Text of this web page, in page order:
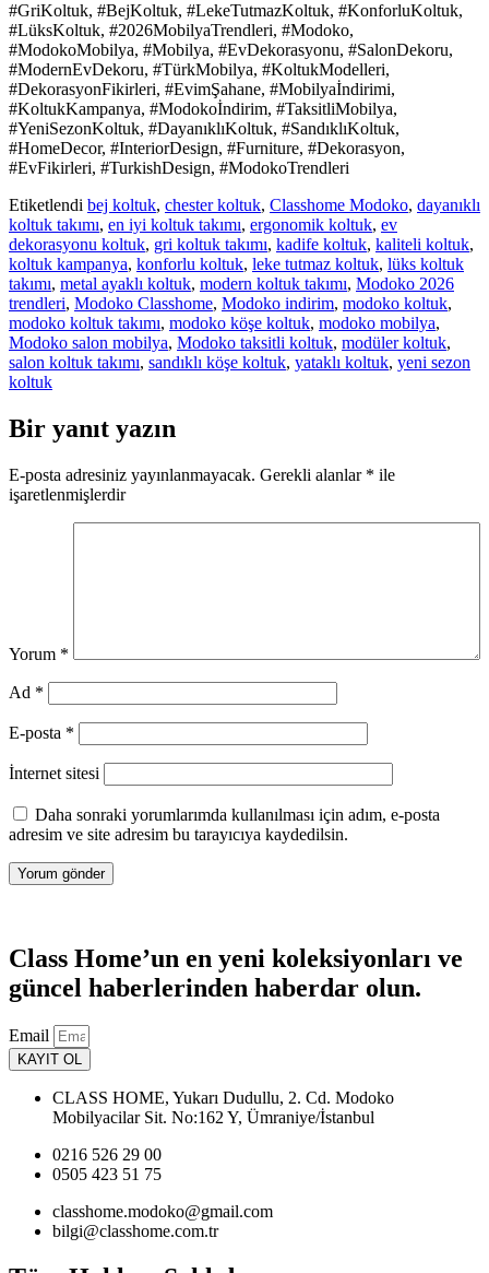
#GriKoltuk, #BejKoltuk, #LekeTutmazKoltuk, #KonforluKoltuk,
#LüksKoltuk, #2026MobilyaTrendleri, #Modoko,
#ModokoMobilya, #Mobilya, #EvDekorasyonu, #SalonDekoru,
#ModernEvDekoru, #TürkMobilya, #KoltukModelleri,
#DekorasyonFikirleri, #EvimŞahane, #Mobilyaİndirimi,
#KoltukKampanya, #Modokoİndirim, #TaksitliMobilya,
#YeniSezonKoltuk, #DayanıklıKoltuk, #SandıklıKoltuk,
#HomeDecor, #InteriorDesign, #Furniture, #Dekorasyon,
#EvFikirleri, #TurkishDesign, #ModokoTrendleri
Etiketlendi bej koltuk, chester koltuk, Classhome Modoko, dayanıklı
koltuk takımı, en iyi koltuk takımı, ergonomik koltuk, ev
dekorasyonu koltuk, gri koltuk takımı, kadife koltuk, kaliteli koltuk,
koltuk kampanya, konforlu koltuk, leke tutmaz koltuk, lüks koltuk
takımı, metal ayaklı koltuk, modern koltuk takımı, Modoko 2026
trendleri, Modoko Classhome, Modoko indirim, modoko koltuk,
modoko koltuk takımı, modoko köşe koltuk, modoko mobilya,
Modoko salon mobilya, Modoko taksitli koltuk, modüler koltuk,
salon koltuk takımı, sandıklı köşe koltuk, yataklı koltuk, yeni sezon
koltuk
Bir yanıt yazın
E-posta adresiniz yayınlanmayacak. Gerekli alanlar * ile
işaretlenmişlerdir
Yorum *
Ad *
E-posta *
İnternet sitesi
Daha sonraki yorumlarımda kullanılması için adım, e-posta
adresim ve site adresim bu tarayıcıya kaydedilsin.
Class Home’un en yeni koleksiyonları ve
güncel haberlerinden haberdar olun.
Email
KAYIT OL
CLASS HOME, Yukarı Dudullu, 2. Cd. Modoko
Mobilyacilar Sit. No:162 Y, Ümraniye/İstanbul
0216 526 29 00
0505 423 51 75
classhome.modoko@gmail.com
bilgi@classhome.com.tr